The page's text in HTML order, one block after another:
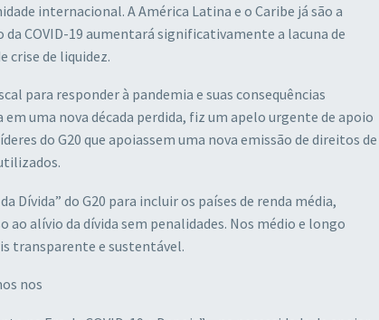
internacional. A América Latina e o Caribe já são a
COVID-19 aumentará significativamente a lacuna de
crise de liquidez.
para responder à pandemia e suas consequências
uma nova década perdida, fiz um apelo urgente de apoio
do G20 que apoiassem uma nova emissão de direitos de
Dívida” do G20 para incluir os países de renda média,
ao alívio da dívida sem penalidades. Nos médio e longo
transparente e sustentável.
nos